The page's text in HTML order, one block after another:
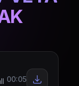
00:05